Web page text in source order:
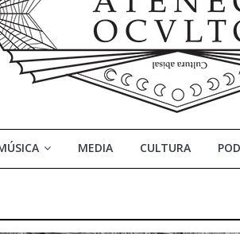
MEDIA CULTURA